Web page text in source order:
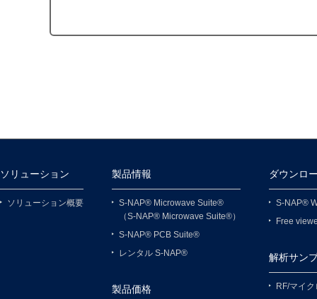
ソリューション
ソリューション概要
製品情報
S-NAP® Microwave Suite®
（S-NAP® Microwave Suite®）
S-NAP® PCB Suite®
レンタル S-NAP®
製品価格
ダウンロ
S-NAP®
Free
解析サン
RF/マイ